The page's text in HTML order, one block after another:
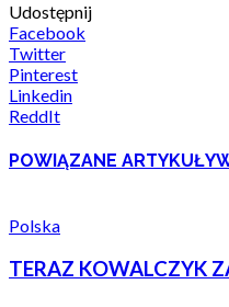
Udostępnij
Facebook
Twitter
Pinterest
Linkedin
ReddIt
POWIĄZANE ARTYKUŁY
Polska
TERAZ KOWALCZYK